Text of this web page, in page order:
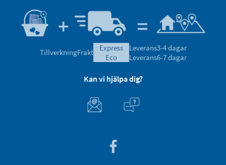
TillverkningFrakt
express
eco
Leverans3-4 dagar
Leverans6-7 dagar
Kan vi hjälpa dig?